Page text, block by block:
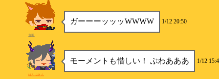
ガーーーッッッWWWW 1/12 20:50
色羽
モーメントも惜しい！ ぶわあああ 1/12
ぱんぷきん